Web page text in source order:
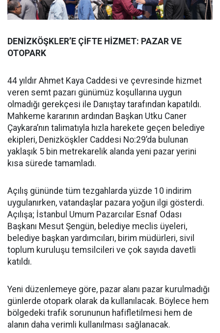
DENİZKÖŞKLER’E ÇİFTE HİZMET: PAZAR VE
OTOPARK
44 yıldır Ahmet Kaya Caddesi ve çevresinde hizmet
veren semt pazarı günümüz koşullarına uygun
olmadığı gerekçesi ile Danıştay tarafından kapatıldı.
Mahkeme kararının ardından Başkan Utku Caner
Çaykara’nın talimatıyla hızla harekete geçen belediye
ekipleri, Denizköşkler Caddesi No:29’da bulunan
yaklaşık 5 bin metrekarelik alanda yeni pazar yerini
kısa sürede tamamladı.
Açılış gününde tüm tezgahlarda yüzde 10 indirim
uygulanırken, vatandaşlar pazara yoğun ilgi gösterdi.
Açılışa; İstanbul Umum Pazarcılar Esnaf Odası
Başkanı Mesut Şengün, belediye meclis üyeleri,
belediye başkan yardımcıları, birim müdürleri, sivil
toplum kuruluşu temsilcileri ve çok sayıda davetli
katıldı.
Yeni düzenlemeye göre, pazar alanı pazar kurulmadığı
günlerde otopark olarak da kullanılacak. Böylece hem
bölgedeki trafik sorununun hafifletilmesi hem de
alanın daha verimli kullanılması sağlanacak.